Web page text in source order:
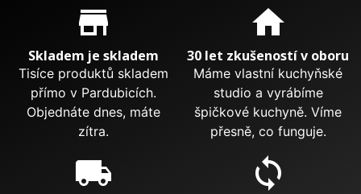
Proč nakupovat u nás?
store_mall_directory
Skladem je skladem
Tisíce produktů skladem
přímo v Pardubicích.
Objednáte dnes, máte
zítra.
home
30 let zkušeností v oboru
Máme vlastní kuchyňské
studio a vyrábíme
špičkové kuchyně. Víme
přesně, co funguje.
local_shipping sync